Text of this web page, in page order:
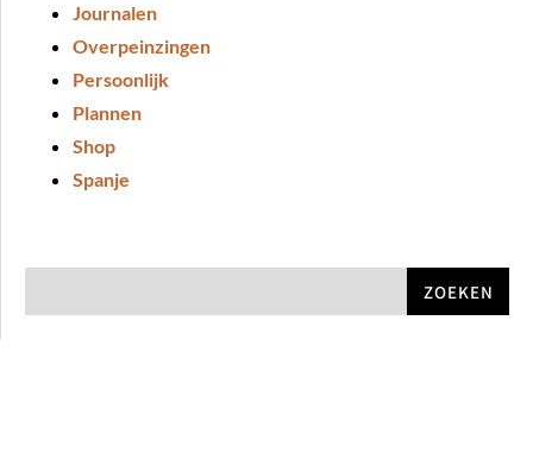
Journalen
Overpeinzingen
Persoonlijk
Plannen
Shop
Spanje
ZOEKEN